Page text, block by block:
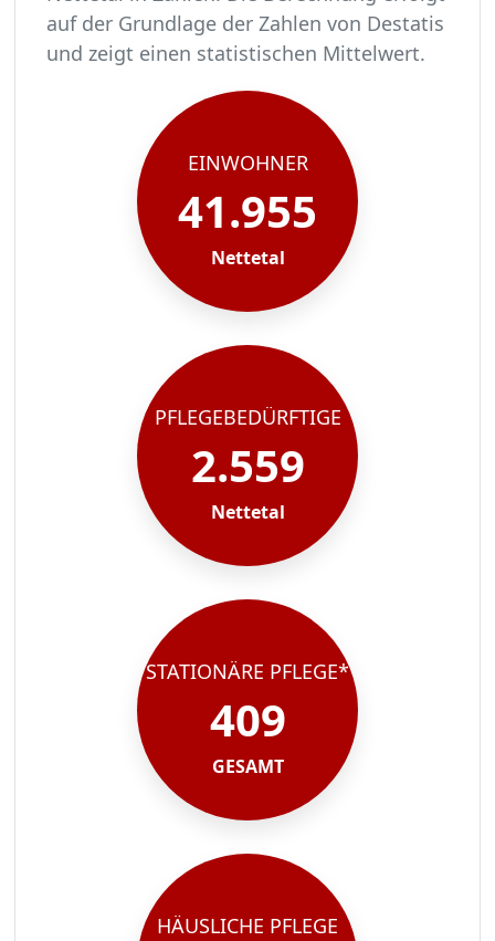
auf der Grundlage der Zahlen von Destatis
und zeigt einen statistischen Mittelwert.
In Nettetal leben rund 41955 Menschen.
Von diesen 41955 Einwohnern sind rund 2559
Ca. 409 dieser pflegebedürftigen Menschen
Der Großteil der Pflegebedürftigen in
EINWOHNER
41.955
Nettetal
PFLEGEBEDÜRFTIGE
2.559
Nettetal
STATIONÄRE PFLEGE*
409
GESAMT
HÄUSLICHE PFLEGE